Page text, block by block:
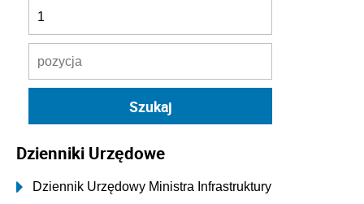
Dzienniki Urzędowe
Dziennik Urzędowy Ministra Infrastruktury